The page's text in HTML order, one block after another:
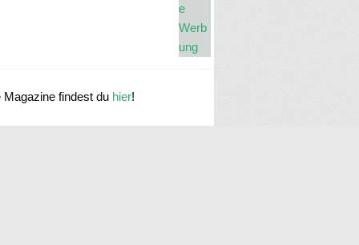
Magazine findest du hier!